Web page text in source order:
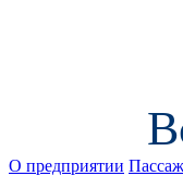
О предприятии